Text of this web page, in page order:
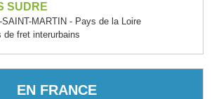
SUDRE
MARTIN - Pays de la Loire
de fret interurbains
EN FRANCE